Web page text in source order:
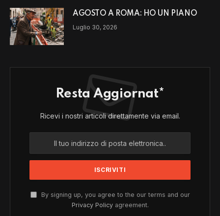
AGOSTO A ROMA: HO UN PIANO
Luglio 30, 2026
Resta Aggiornat*
Ricevi i nostri articoli direttamente via email.
By signing up, you agree to the our terms and our
Privacy Policyagreement.